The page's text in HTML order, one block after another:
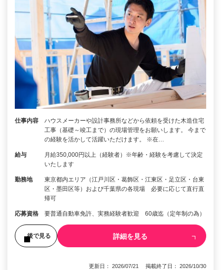
仕事内容
ハウスメーカーや設計事務所などから依頼を受けた木造住宅
工事（基礎～竣工まで）の現場管理をお願いします。 今まで
の経験を活かして活躍いただけます。 ※在…
給与
月給350,000円以上（経験者）※年齢・経験を考慮して決定
いたします
勤務地
東京都内エリア（江戸川区・葛飾区・江東区・足立区・台東
区・墨田区等）および千葉県の各現場 必要に応じて直行直
帰可
応募資格 要普通自動車免許、実務経験者歓迎 60歳迄（定年制の為）
後で見る 詳細を見る
更新日： 2026/07/21 掲載終了日： 2026/10/30